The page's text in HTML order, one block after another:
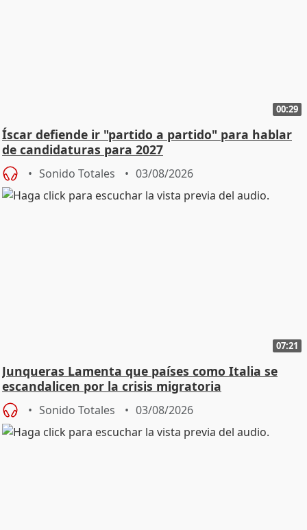
00:29
Íscar defiende ir "partido a partido" para hablar
de candidaturas para 2027
Sonido Totales 03/08/2026
07:21
Junqueras Lamenta que países como Italia se
escandalicen por la crisis migratoria
Sonido Totales 03/08/2026